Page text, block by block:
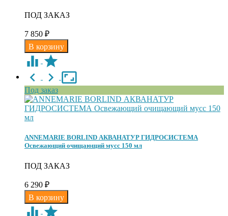
ПОД ЗАКАЗ
7 850 ₽
Под заказ
ANNEMARIE BORLIND АКВАНАТУР ГИДРОСИСТЕМА
Освежающий очищающий мусс 150 мл
ПОД ЗАКАЗ
6 290 ₽